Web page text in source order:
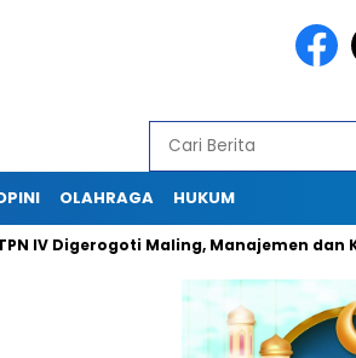
OLAHRAGA HUKUM
Maling, Manajemen dan